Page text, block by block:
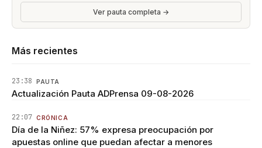
Ver pauta completa →
Más recientes
23:38 PAUTA
Actualización Pauta ADPrensa 09-08-2026
22:07 CRÓNICA
Día de la Niñez: 57% expresa preocupación por
apuestas online que puedan afectar a menores